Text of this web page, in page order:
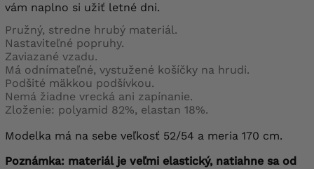
vám naplno si užiť letné dni.
Pružný, stredne hrubý materiál.
Nastaviteľné popruhy.
Zaviazané vzadu.
Má odnímateľné, vystužené košíčky na hrudi.
Podšité mäkkou podšívkou.
Nemá žiadne vrecká ani zapínanie.
Zloženie: polyamid 82%, elastan 18%.
Modelka má na sebe veľkosť 52/54 a meria 170 cm.
Poznámka: materiál je veľmi elastický, natiahne sa od